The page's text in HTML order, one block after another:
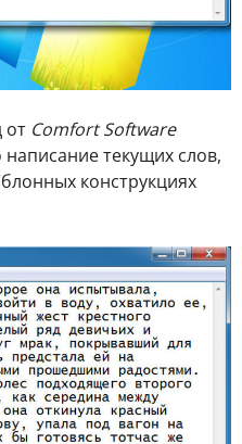
от Comfort Software
написание текущих слов,
конструкциях